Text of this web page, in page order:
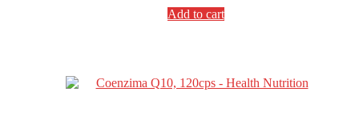
Add to cart